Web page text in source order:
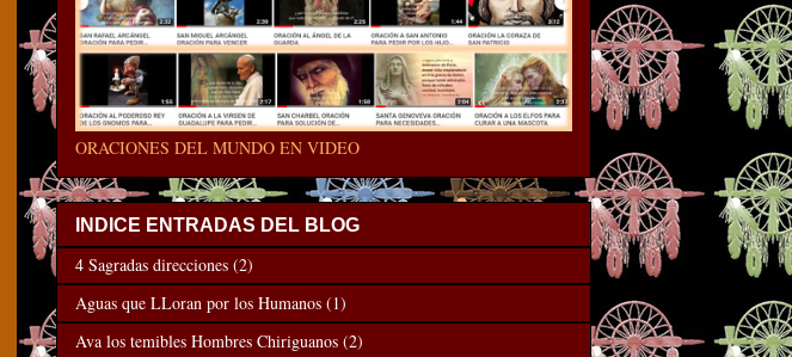
ORACIONES DEL MUNDO EN VIDEO
INDICE ENTRADAS DEL BLOG
4 Sagradas direcciones (2)
Aguas que LLoran por los Humanos (1)
Ava los temibles Hombres Chiriguanos (2)